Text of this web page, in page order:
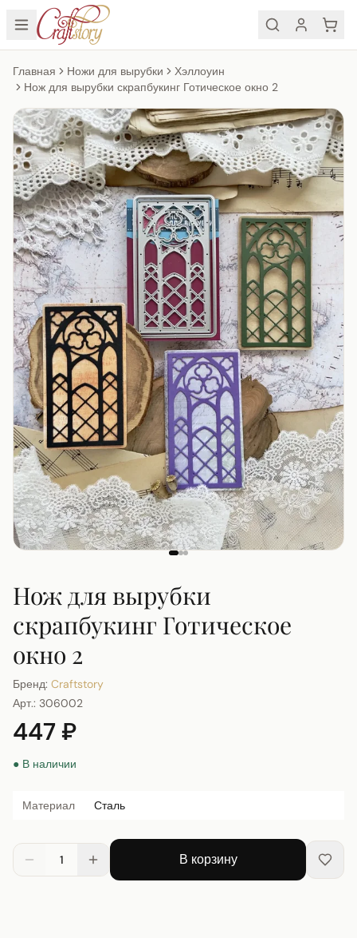
Главная Ножи для вырубки
Хэллоуин
Нож для вырубки скрапбукинг Готическое окно 2
Нож для вырубки
скрапбукинг Готическое
окно 2
Бренд: Craftstory
Арт.: 306002
447 ₽
● В наличии
Материал Сталь
1 В корзину